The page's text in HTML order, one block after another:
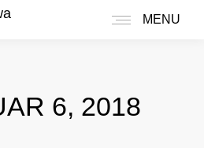
MENU
6, 2018